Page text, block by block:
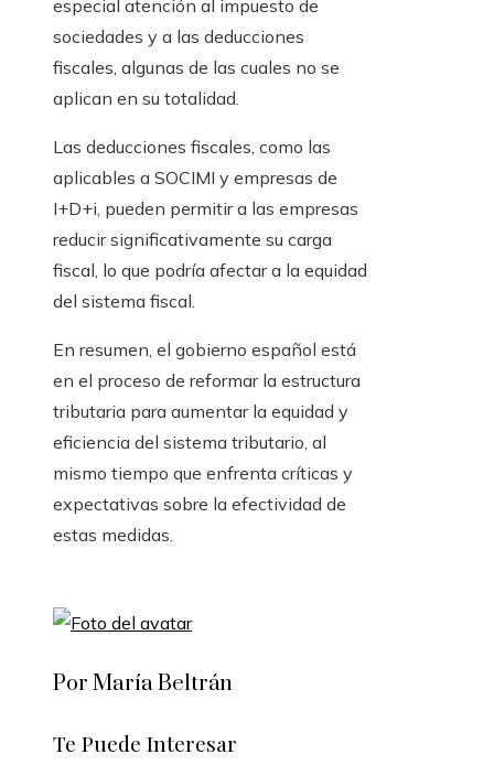
especial atención al impuesto de
sociedades y a las deducciones
fiscales, algunas de las cuales no se
aplican en su totalidad.
Las deducciones fiscales, como las
aplicables a SOCIMI y empresas de
I+D+i, pueden permitir a las empresas
reducir significativamente su carga
fiscal, lo que podría afectar a la equidad
del sistema fiscal.
En resumen, el gobierno español está
en el proceso de reformar la estructura
tributaria para aumentar la equidad y
eficiencia del sistema tributario, al
mismo tiempo que enfrenta críticas y
expectativas sobre la efectividad de
estas medidas.
Por María Beltrán
Te Puede Interesar